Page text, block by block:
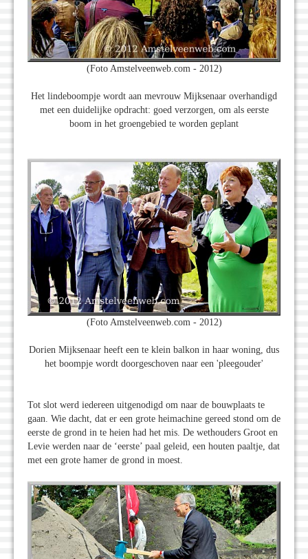
(Foto Amstelveenweb.com - 2012)
Het lindeboompje wordt aan mevrouw Mijksenaar overhandigd
met een duidelijke opdracht: goed verzorgen, om als eerste
boom in het groengebied te worden geplant
(Foto Amstelveenweb.com - 2012)
Dorien Mijksenaar heeft een te klein balkon in haar woning, dus
het boompje wordt doorgeschoven naar een 'pleegouder'
Tot slot werd iedereen uitgenodigd om naar de bouwplaats te
gaan. Wie dacht, dat er een grote heimachine gereed stond om de
eerste de grond in te heien had het mis. De wethouders Groot en
Levie werden naar de ‘eerste’ paal geleid, een houten paaltje, dat
met een grote hamer de grond in moest.